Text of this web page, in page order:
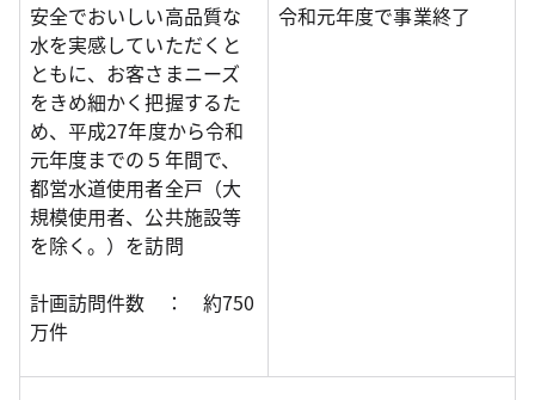
安全でおいしい高品質な
水を実感していただくと
ともに、お客さまニーズ
をきめ細かく把握するた
め、平成27年度から令和
元年度までの５年間で、
都営水道使用者全戸（大
規模使用者、公共施設等
を除く。）を訪問
計画訪問件数 ： 約750
万件
令和元年度で事業終了